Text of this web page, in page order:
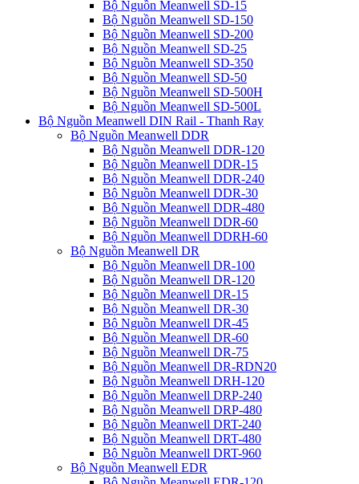
Bộ Nguồn Meanwell SD-15
Bộ Nguồn Meanwell SD-150
Bộ Nguồn Meanwell SD-200
Bộ Nguồn Meanwell SD-25
Bộ Nguồn Meanwell SD-350
Bộ Nguồn Meanwell SD-50
Bộ Nguồn Meanwell SD-500H
Bộ Nguồn Meanwell SD-500L
Bộ Nguồn Meanwell DIN Rail - Thanh Ray
Bộ Nguồn Meanwell DDR
Bộ Nguồn Meanwell DDR-120
Bộ Nguồn Meanwell DDR-15
Bộ Nguồn Meanwell DDR-240
Bộ Nguồn Meanwell DDR-30
Bộ Nguồn Meanwell DDR-480
Bộ Nguồn Meanwell DDR-60
Bộ Nguồn Meanwell DDRH-60
Bộ Nguồn Meanwell DR
Bộ Nguồn Meanwell DR-100
Bộ Nguồn Meanwell DR-120
Bộ Nguồn Meanwell DR-15
Bộ Nguồn Meanwell DR-30
Bộ Nguồn Meanwell DR-45
Bộ Nguồn Meanwell DR-60
Bộ Nguồn Meanwell DR-75
Bộ Nguồn Meanwell DR-RDN20
Bộ Nguồn Meanwell DRH-120
Bộ Nguồn Meanwell DRP-240
Bộ Nguồn Meanwell DRP-480
Bộ Nguồn Meanwell DRT-240
Bộ Nguồn Meanwell DRT-480
Bộ Nguồn Meanwell DRT-960
Bộ Nguồn Meanwell EDR